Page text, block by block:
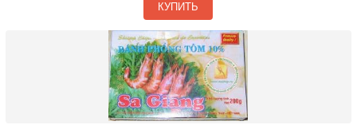
КУПИТЬ